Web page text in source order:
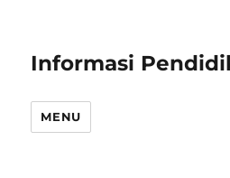
Informasi
MENU